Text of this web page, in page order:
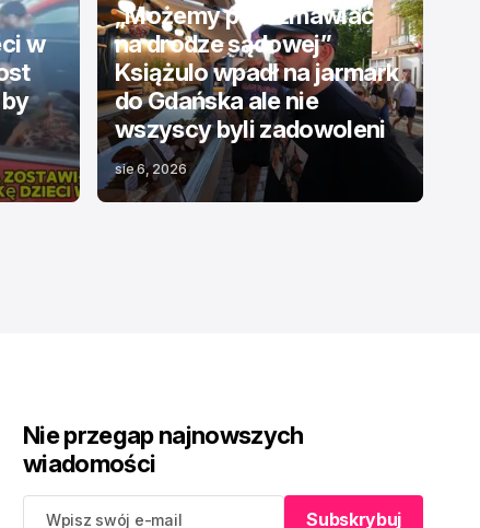
w
„Możemy porozmawiać
na drodze sądowej”
Książulo wpadł na jarmark
do Gdańska ale nie
wszyscy byli zadowoleni
sie 6, 2026
Nie przegap najnowszych
wiadomości
Subskrybuj